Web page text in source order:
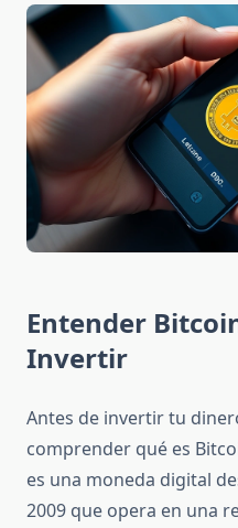
Entender
Invertir
Antes de invertir tu
comprender qué es
es una moneda digital
2009 que opera en una